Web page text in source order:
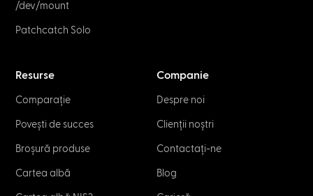
/dev/mount
Patchcatch Solo
Resurse
Comparație
Povești de succes
Broșură produse
Cartea albă
Companie
Despre noi
Clienții noștri
Contactați-ne
Blog